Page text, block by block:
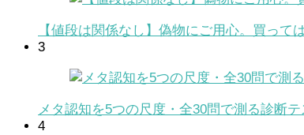
【値段は関係なし】偽物にご用心。買っ
3
メタ認知を5つの尺度・全30問で測る診断テ
4